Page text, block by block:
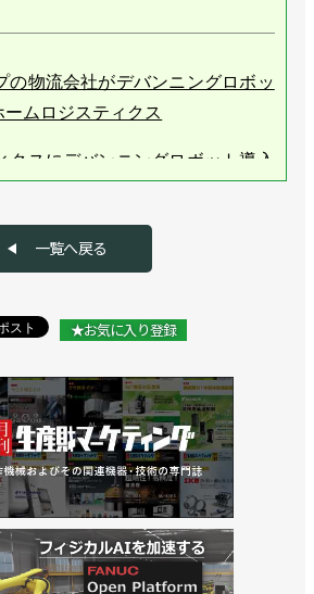
の物流会社がデバンニングロボッ
ームロジスティクス
クスにデバンニングロボット導入
一覧へ戻る
★お気に入り登録